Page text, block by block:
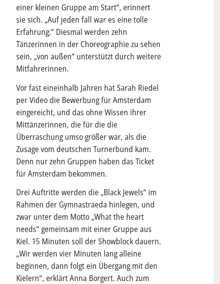
einer kleinen Gruppe am Start“, erinnert
sie sich. „Auf jeden fall war es eine tolle
Erfahrung.“ Diesmal werden zehn
Tänzerinnen in der Choreographie zu sehen
sein, „von außen“ unterstützt durch weitere
Mitfahrerinnen.
Vor fast eineinhalb Jahren hat Sarah Riedel
per Video die Bewerbung für Amsterdam
eingereicht, und das ohne Wissen ihrer
Mittänzerinnen, die für die die
Überraschung umso größer war, als die
Zusage vom deutschen Turnerbund kam.
Denn nur zehn Gruppen haben das Ticket
für Amsterdam bekommen.
Drei Auftritte werden die „Black Jewels“ im
Rahmen der Gymnastraeda hinlegen, und
zwar unter dem Motto „What the heart
needs“ gemeinsam mit einer Gruppe aus
Kiel. 15 Minuten soll der Showblock dauern.
„Wir werden vier Minuten lang alleine
beginnen, dann folgt ein Übergang mit den
Kielern“, erklärt Anna Borgert. Auch zum